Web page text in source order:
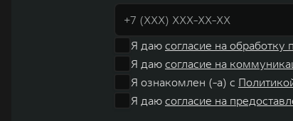
Я даю согласие на
Я даю согласие на
Я ознакомлен (-а) с
Я даю согласие на